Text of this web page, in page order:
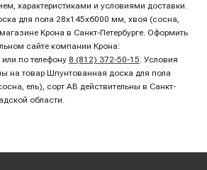
характеристиками и условиями доставки.
для пола 28х145х6000 мм, хвоя (сосна,
Крона в Санкт-Петербурге. Оформить
сайте компании Крона:
или по телефону 8 (812) 372-50-15. Условия
на товар Шпунтованная доска для пола
ель), сорт AB действительны в Санкт-
области.